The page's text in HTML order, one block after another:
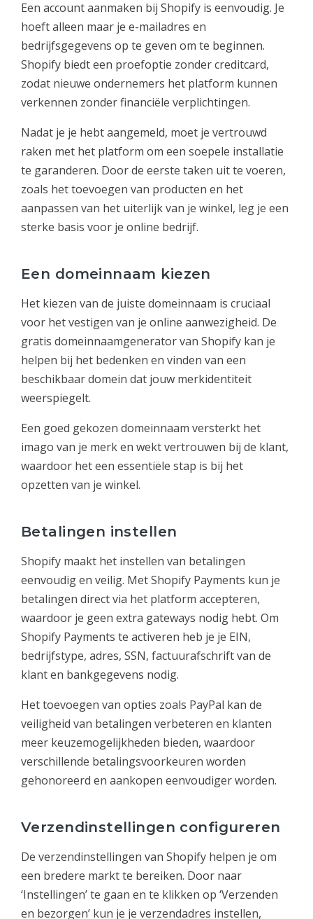
Een account aanmaken bij Shopify is eenvoudig. Je
hoeft alleen maar je e-mailadres en
bedrijfsgegevens op te geven om te beginnen.
Shopify biedt een proefoptie zonder creditcard,
zodat nieuwe ondernemers het platform kunnen
verkennen zonder financiële verplichtingen.
Nadat je je hebt aangemeld, moet je vertrouwd
raken met het platform om een soepele installatie
te garanderen. Door de eerste taken uit te voeren,
zoals het toevoegen van producten en het
aanpassen van het uiterlijk van je winkel, leg je een
sterke basis voor je online bedrijf.
Een domeinnaam kiezen
Het kiezen van de juiste domeinnaam is cruciaal
voor het vestigen van je online aanwezigheid. De
gratis domeinnaamgenerator van Shopify kan je
helpen bij het bedenken en vinden van een
beschikbaar domein dat jouw merkidentiteit
weerspiegelt.
Een goed gekozen domeinnaam versterkt het
imago van je merk en wekt vertrouwen bij de klant,
waardoor het een essentiële stap is bij het
opzetten van je winkel.
Betalingen instellen
Shopify maakt het instellen van betalingen
eenvoudig en veilig. Met Shopify Payments kun je
betalingen direct via het platform accepteren,
waardoor je geen extra gateways nodig hebt. Om
Shopify Payments te activeren heb je je EIN,
bedrijfstype, adres, SSN, factuurafschrift van de
klant en bankgegevens nodig.
Het toevoegen van opties zoals PayPal kan de
veiligheid van betalingen verbeteren en klanten
meer keuzemogelijkheden bieden, waardoor
verschillende betalingsvoorkeuren worden
gehonoreerd en aankopen eenvoudiger worden.
Verzendinstellingen configureren
De verzendinstellingen van Shopify helpen je om
een bredere markt te bereiken. Door naar
‘Instellingen’ te gaan en te klikken op ‘Verzenden
en bezorgen’ kun je je verzendadres instellen,